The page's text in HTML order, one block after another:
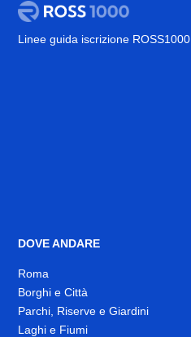
Linee guida iscrizione ROSS1000
DOVE ANDARE
Roma
Borghi e Città
Parchi, Riserve e Giardini
Laghi e Fiumi